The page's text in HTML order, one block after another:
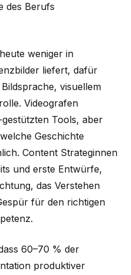
des Berufs
weniger in
liefert, dafür
visuellem
Videografen
Tools, aber
Geschichte
Content Strateginnen
und erste Entwürfe,
das Verstehen
für den richtigen
60–70 % der
produktiver